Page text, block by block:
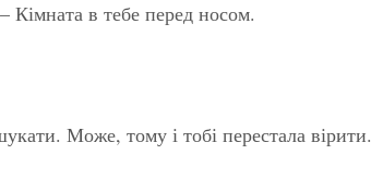
в тебе перед носом.
Може, тому і тобі перестала вірити.